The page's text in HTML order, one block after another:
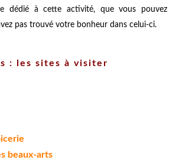
dédié à cette activité, que vous pouvez
pas trouvé votre bonheur dans celui-ci.
: les sites à visiter
beaux-arts